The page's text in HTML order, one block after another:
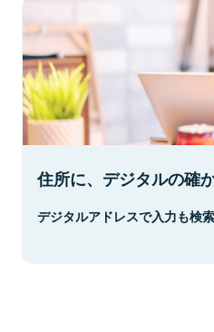
住所に、デジタルの確か
デジタルアドレスで入力も検